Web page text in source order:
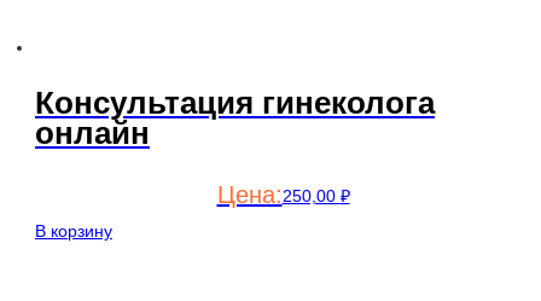
Консультация гинеколога
онлайн
250,00 ₽
В корзину